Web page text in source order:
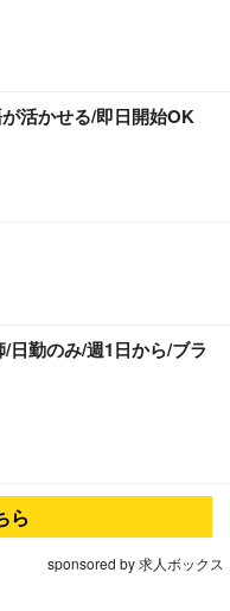
活かせる/即日開始OK
日勤のみ/週1日から/ブラ
ら
sponsored by 求人ボックス